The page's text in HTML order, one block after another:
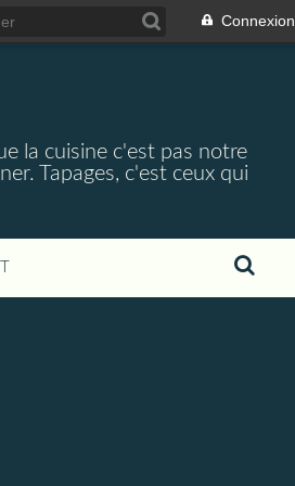
Connexion
la cuisine c'est pas notre
Tapages, c'est ceux qui